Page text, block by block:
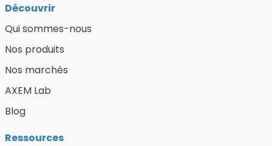
Découvrir
Qui sommes-nous
Nos produits
Nos marchés
AXEM Lab
Blog
Ressources